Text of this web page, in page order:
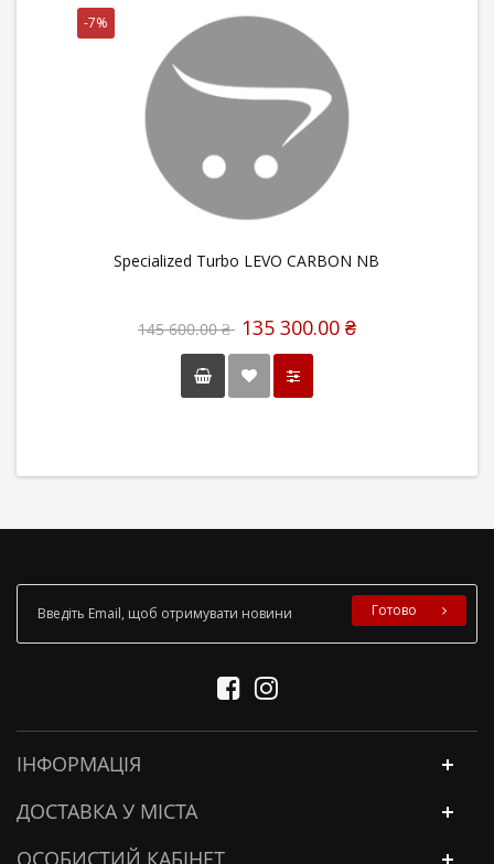
-7%
Specialized Turbo LEVO CARBON NB
145 600.00 ₴ 135 300.00 ₴
Готово
ІНФОРМАЦІЯ
ДОСТАВКА У МІСТА